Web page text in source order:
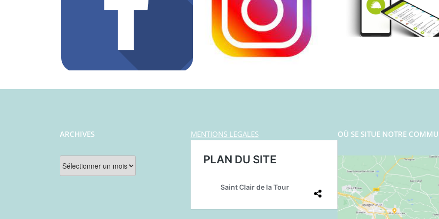
ARCHIVES
Archives
MENTIONS LEGALES OÙ SE SITUE NOTRE